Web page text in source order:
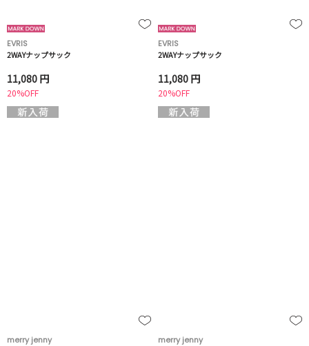
EVRIS
2WAYナップサック
11,080 円
20%OFF
EVRIS
2WAYナップサック
11,080 円
20%OFF
merry jenny
merry jenny